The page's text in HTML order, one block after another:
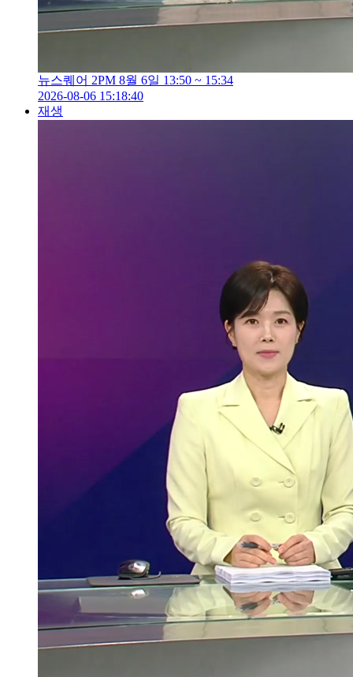
뉴스퀘어 2PM 8월 6일 13:50 ~ 15:34
2026-08-06 15:18:40
재생